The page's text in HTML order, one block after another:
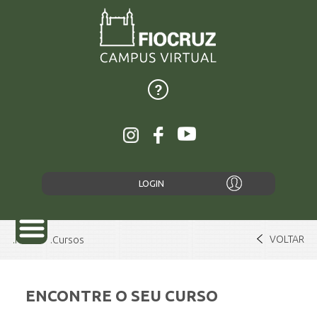
LOGIN
SOBRE
Home Cursos VOLTAR
ENCONTRE O SEU CURSO